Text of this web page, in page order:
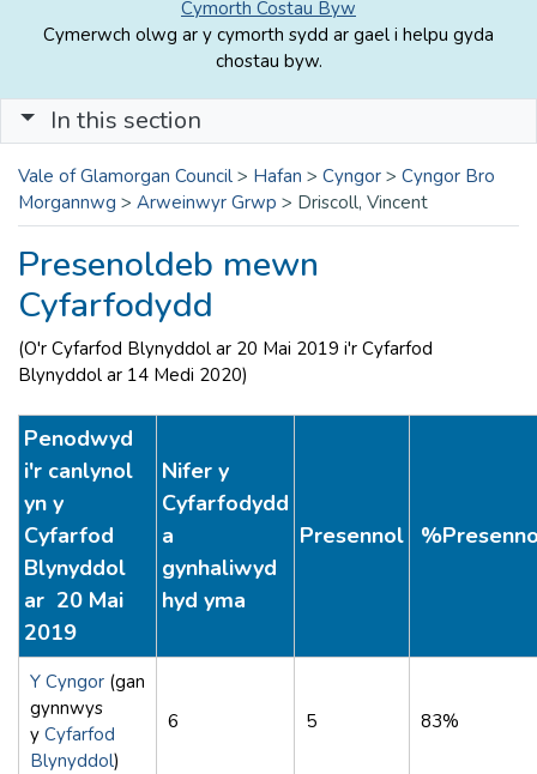
Cymorth Costau Byw
Cymerwch olwg ar y cymorth sydd ar gael i helpu gyda
chostau byw.
In this section
Vale of Glamorgan Council > Hafan > Cyngor > Cyngor Bro
Morgannwg > Arweinwyr Grwp > Driscoll, Vincent
Presenoldeb mewn
Cyfarfodydd
(O'r Cyfarfod Blynyddol ar 20 Mai 2019 i'r Cyfarfod
Blynyddol ar 14 Medi 2020)
Penodwyd
i'r canlynol
yn y
Cyfarfod
Blynyddol
ar 20 Mai
2019
Nifer y
Cyfarfodydd
a
gynhaliwyd
hyd yma
Presennol
Y Cyngor (gan
gynnwys
y Cyfarfod
Blynyddol)
6 5 83%